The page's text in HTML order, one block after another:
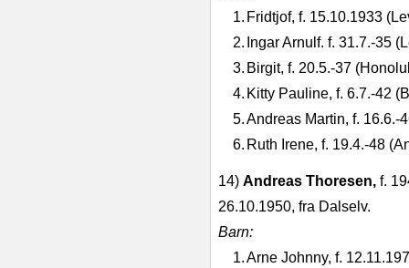
1. Fridtjof, f. 15.10.1933
2. Ingar Arnulf. f. 31.7.‑35
3. Birgit, f. 20.5.‑37
4. Kitty Pauline, f. 6.7.‑42
5.Andreas Martin, f.
6. Ruth Irene, f. 19.4.‑48
14) Andreas Thoresen, f.
26.10.1950, fra Dalselv.
Barn:
1.Arne Johnny, f.